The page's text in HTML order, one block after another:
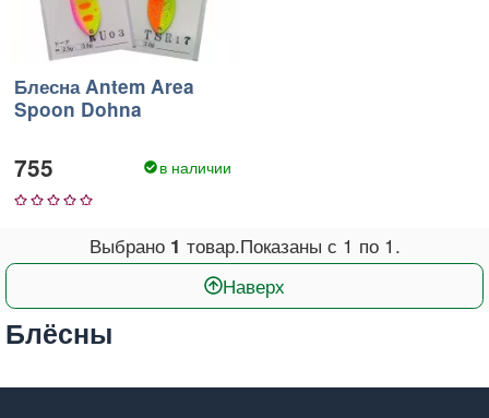
Блесна Antem Area
Spoon Dohna
755 в наличии
1 2 3 4 5
Выбрано 1 товар.Показаны с 1 по 1 .
Наверх
Блёсны